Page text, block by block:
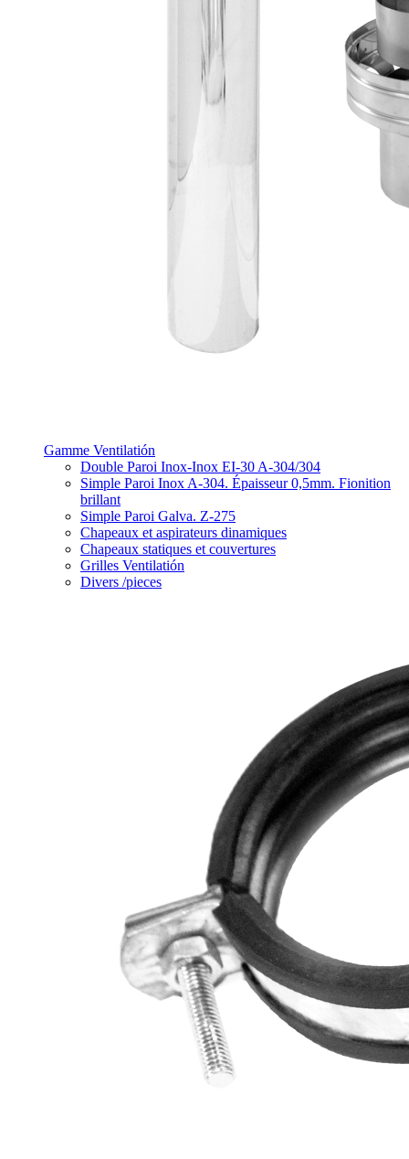
Gamme Ventilatión
Double Paroi Inox-Inox EI-30 A-304/304
Simple Paroi Inox A-304. Épaisseur 0,5mm. Fionition
brillant
Simple Paroi Galva. Z-275
Chapeaux et aspirateurs dinamiques
Chapeaux statiques et couvertures
Grilles Ventilatión
Divers /pieces